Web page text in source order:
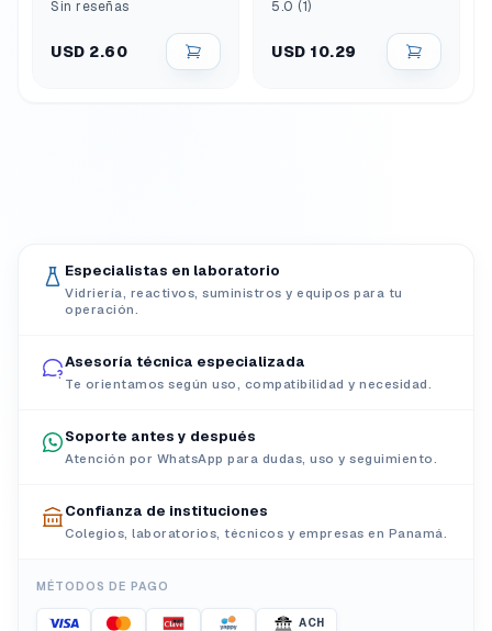
Sin reseñas
USD 2.60
5.0 (1)
USD 10.29
Especialistas en laboratorio
Vidriería, reactivos, suministros y equipos para tu
operación.
Asesoría técnica especializada
Te orientamos según uso, compatibilidad y necesidad.
Soporte antes y después
Atención por WhatsApp para dudas, uso y seguimiento.
Confianza de instituciones
Colegios, laboratorios, técnicos y empresas en Panamá.
MÉTODOS DE PAGO
ACH